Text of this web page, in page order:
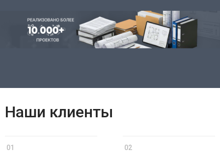
Наши клиенты
01 02